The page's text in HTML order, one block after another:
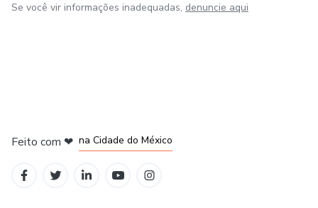
Se você vir informações inadequadas, denuncie aqui
Feito com ❤ na Cidade do México